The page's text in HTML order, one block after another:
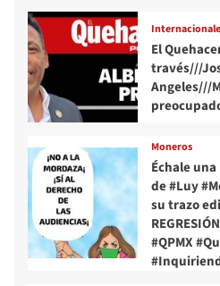
El
través///
Angeles///
Moneros
Échale
de #Luy
su trazo
#QPMX